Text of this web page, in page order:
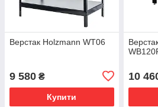
Верстак Holzmann WT06
9 580 ₴
Купити
10